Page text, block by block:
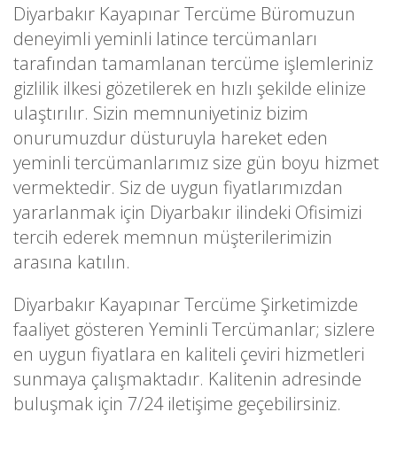
Diyarbakır Kayapınar Tercüme Büromuzun
deneyimli yeminli latince tercümanları
tarafından tamamlanan tercüme işlemleriniz
gizlilik ilkesi gözetilerek en hızlı şekilde elinize
ulaştırılır. Sizin memnuniyetiniz bizim
onurumuzdur düsturuyla hareket eden
yeminli tercümanlarımız size gün boyu hizmet
vermektedir. Siz de uygun fiyatlarımızdan
yararlanmak için Diyarbakır ilindeki Ofisimizi
tercih ederek memnun müşterilerimizin
arasına katılın.
Diyarbakır Kayapınar Tercüme Şirketimizde
faaliyet gösteren Yeminli Tercümanlar; sizlere
en uygun fiyatlara en kaliteli çeviri hizmetleri
sunmaya çalışmaktadır. Kalitenin adresinde
buluşmak için 7/24 iletişime geçebilirsiniz.